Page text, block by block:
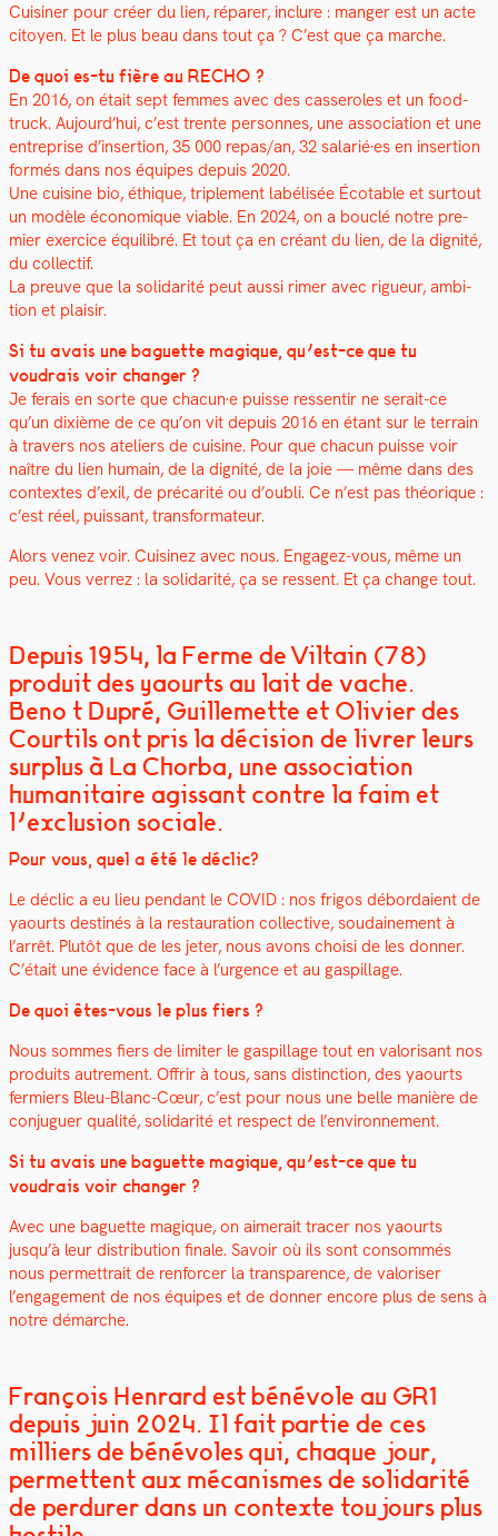
Cuisin­er pour créer du lien, répar­er, inclure : manger est un acte
citoyen. Et le plus beau dans tout ça ? C’est que ça marche.
De quoi es-tu fière au RECHO ?
En 2016, on était sept femmes avec des casseroles et un food-
truck. Aujourd’hui, c’est trente per­son­nes, une asso­ci­a­tion et une
entre­prise d’insertion, 35 000 repas/an, 32 salarié·es en inser­tion
for­més dans nos équipes depuis 2020.
Une cui­sine bio, éthique, triple­ment labélisée Écotable et surtout
un mod­èle économique viable. En 2024, on a bouclé notre pre­
mier exer­ci­ce équili­bré. Et tout ça en créant du lien, de la dig­nité,
du col­lec­tif.
La preuve que la sol­i­dar­ité peut aus­si rimer avec rigueur, ambi­
tion et plaisir.
Si tu avais une baguette mag­ique, qu’est-ce que tu
voudrais voir chang­er ?
Je ferais en sorte que chacun·e puisse ressen­tir ne serait-ce
qu’un dix­ième de ce qu’on vit depuis 2016 en étant sur le ter­rain
à tra­vers nos ate­liers de cui­sine. Pour que cha­cun puisse voir
naître du lien humain, de la dig­nité, de la joie — même dans des
con­textes d’exil, de pré­car­ité ou d’oubli. Ce n’est pas théorique :
c’est réel, puis­sant, trans­for­ma­teur.
Alors venez voir. Cuisinez avec nous. Engagez-vous, même un
peu. Vous ver­rez : la sol­i­dar­ité, ça se ressent. Et ça change tout.
Depuis 1954, la Ferme de Viltain (78)
produit des yaourts au lait de vache.
Benoît Dupré, Guillemette et Olivier des
Courtils ont pris la décision de livrer leurs
surplus à La Chorba, une association
humanitaire agissant contre la faim et
l’exclusion sociale.
Pour vous, quel a été le déclic?
Le déclic a eu lieu pen­dant le COVID : nos fri­gos débor­daient de
yaourts des­tinés à la restau­ra­tion col­lec­tive, soudaine­ment à
l’arrêt. Plutôt que de les jeter, nous avons choisi de les don­ner.
C’était une évi­dence face à l’urgence et au gaspillage.
De quoi êtes-vous le plus fiers ?
Nous sommes fiers de lim­iter le gaspillage tout en val­orisant nos
pro­duits autrement. Offrir à tous, sans dis­tinc­tion, des yaourts
fer­miers Bleu-Blanc-Cœur, c’est pour nous une belle manière de
con­juguer qual­ité, sol­i­dar­ité et respect de l’environnement.
Si tu avais une baguette mag­ique, qu’est-ce que tu
voudrais voir chang­er ?
Avec une baguette mag­ique, on aimerait trac­er nos yaourts
jusqu’à leur dis­tri­b­u­tion finale. Savoir où ils sont con­som­més
nous per­me­t­trait de ren­forcer la trans­parence, de val­oris­er
l’engagement de nos équipes et de don­ner encore plus de sens à
notre démarche.
François Henrard est bénévole au GR1
depuis juin 2024. Il fait partie de ces
milliers de bénévoles qui, chaque jour,
permettent aux mécanismes de solidarité
de perdurer dans un contexte toujours plus